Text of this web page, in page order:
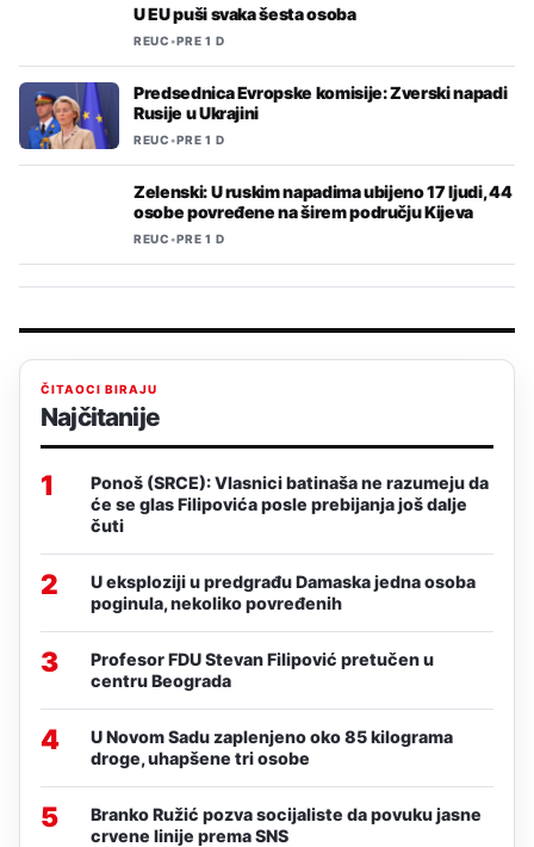
U EU puši svaka šesta osoba
REUC•PRE 1 D
Predsednica Evropske komisije: Zverski napadi
Rusije u Ukrajini
REUC•PRE 1 D
Zelenski: U ruskim napadima ubijeno 17 ljudi, 44
osobe povređene na širem području Kijeva
REUC•PRE 1 D
ČITAOCI BIRAJU
Najčitanije
1
Ponoš (SRCE): Vlasnici batinaša ne razumeju da
će se glas Filipovića posle prebijanja još dalje
čuti
2
U eksploziji u predgrađu Damaska jedna osoba
poginula, nekoliko povređenih
3
Profesor FDU Stevan Filipović pretučen u
centru Beograda
4
U Novom Sadu zaplenjeno oko 85 kilograma
droge, uhapšene tri osobe
5
Branko Ružić pozva socijaliste da povuku jasne
crvene linije prema SNS